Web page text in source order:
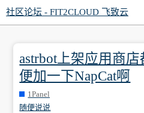
社区论坛 - FIT2CLOUD 飞致云
astrbot上架应用商
便加一下NapCat啊
1Panel
随便说说